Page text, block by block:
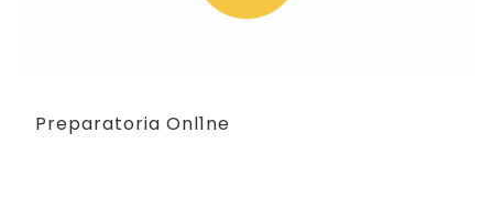
Preparatoria Onl1ne